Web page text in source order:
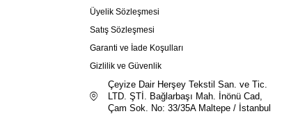
Üyelik Sözleşmesi
Satış Sözleşmesi
Garanti ve İade Koşulları
Gizlilik ve Güvenlik
Çeyize Dair Herşey Tekstil San. ve Tic.
LTD. ŞTİ. Bağlarbaşı Mah. İnönü Cad,
Çam Sok. No: 33/35A Maltepe / İstanbul